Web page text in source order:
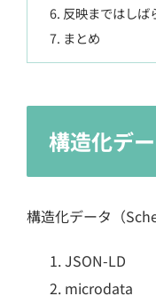
反映まではしば
まとめ
構造化デ
構造化データ（
JSON-LD
microdata